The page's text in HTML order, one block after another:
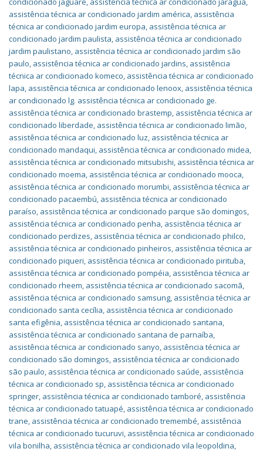
assistência técnica ar condicionado jardim américa, assistência
técnica ar condicionado jardim europa, assistência técnica ar
condicionado jardim paulista, assistência técnica ar condicionado
jardim paulistano, assistência técnica ar condicionado jardim são
paulo, assistência técnica ar condicionado jardins, assistência
técnica ar condicionado komeco, assistência técnica ar condicionado
lapa, assistência técnica ar condicionado lenoox, assistência técnica
ar condicionado lg. assistência técnica ar condicionado ge.
assistência técnica ar condicionado brastemp, assistência técnica ar
condicionado liberdade, assistência técnica ar condicionado limão,
assistência técnica ar condicionado luz, assistência técnica ar
condicionado mandaqui, assistência técnica ar condicionado midea,
assistência técnica ar condicionado mitsubishi, assistência técnica ar
condicionado moema, assistência técnica ar condicionado mooca,
assistência técnica ar condicionado morumbi, assistência técnica ar
condicionado pacaembú, assistência técnica ar condicionado
paraíso, assistência técnica ar condicionado parque são domingos,
assistência técnica ar condicionado penha, assistência técnica ar
condicionado perdizes, assistência técnica ar condicionado philco,
assistência técnica ar condicionado pinheiros, assistência técnica ar
condicionado piqueri, assistência técnica ar condicionado pirituba,
assistência técnica ar condicionado pompéia, assistência técnica ar
condicionado rheem, assistência técnica ar condicionado sacomã,
assistência técnica ar condicionado samsung, assistência técnica ar
condicionado santa cecília, assistência técnica ar condicionado
santa efigênia, assistência técnica ar condicionado santana,
assistência técnica ar condicionado santana de parnaíba,
assistência técnica ar condicionado sanyo, assistência técnica ar
condicionado são domingos, assistência técnica ar condicionado
são paulo, assistência técnica ar condicionado saúde, assistência
técnica ar condicionado sp, assistência técnica ar condicionado
springer, assistência técnica ar condicionado tamboré, assistência
técnica ar condicionado tatuapé, assistência técnica ar condicionado
trane, assistência técnica ar condicionado tremembé, assistência
técnica ar condicionado tucuruvi, assistência técnica ar condicionado
vila bonilha, assistência técnica ar condicionado vila leopoldina,